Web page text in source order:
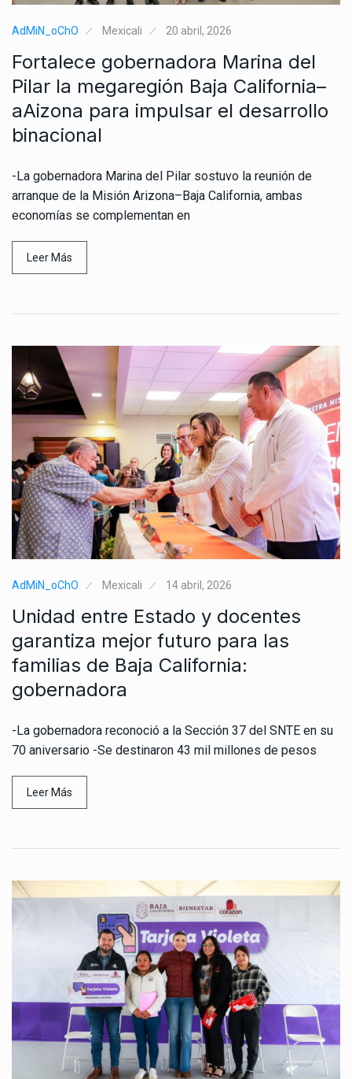
AdMiN_oChO Mexicali 20 abril, 2026
Fortalece gobernadora Marina del
Pilar la megaregión Baja California–
aAizona para impulsar el desarrollo
binacional
-La gobernadora Marina del Pilar sostuvo la reunión de
arranque de la Misión Arizona–Baja California, ambas
economías se complementan en
Leer Más
AdMiN_oChO Mexicali 14 abril, 2026
Unidad entre Estado y docentes
garantiza mejor futuro para las
familias de Baja California:
gobernadora
-La gobernadora reconoció a la Sección 37 del SNTE en su
70 aniversario -Se destinaron 43 mil millones de pesos
Leer Más